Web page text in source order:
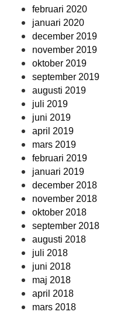
februari 2020
januari 2020
december 2019
november 2019
oktober 2019
september 2019
augusti 2019
juli 2019
juni 2019
april 2019
mars 2019
februari 2019
januari 2019
december 2018
november 2018
oktober 2018
september 2018
augusti 2018
juli 2018
juni 2018
maj 2018
april 2018
mars 2018